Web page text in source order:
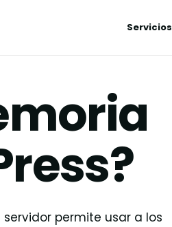
Servicios
permite usar a los